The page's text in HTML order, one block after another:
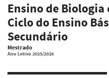
Ensino de Biologia
Ciclo do Ensino
Secundário
Mestrado
Ano Letivo 2025/2026